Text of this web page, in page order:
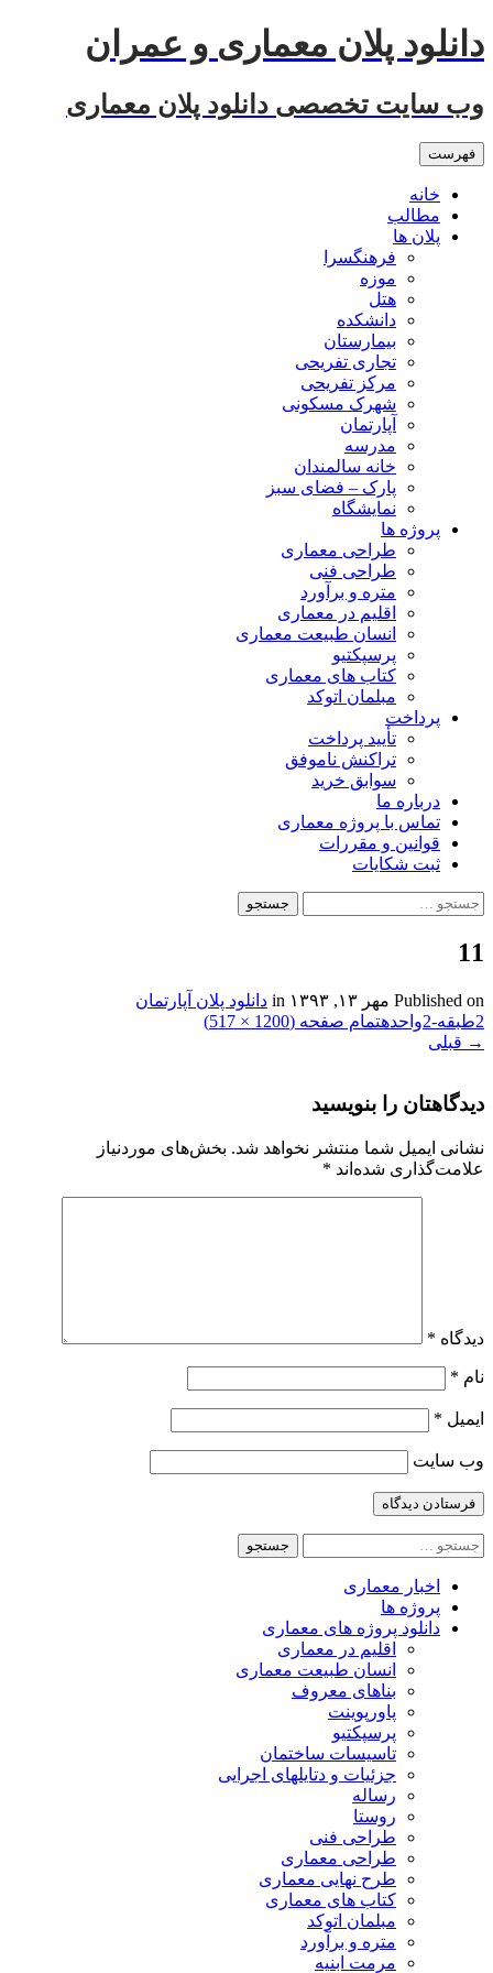
رفتن
به
دانلود پلان معماری و عمران
وب سایت تخصصی دانلود پلان معماری
فهرست
خانه
مطالب
پلان ها
فرهنگسرا
موزه
هتل
دانشکده
بیمارستان
تجاری تفریحی
مرکز تفریحی
شهرک مسکونی
آپارتمان
مدرسه
خانه سالمندان
پارک – فضای سبز
نمایشگاه
پروژه ها
طراحی معماری
طراحی فنی
متره و برآورد
اقلیم در معماری
انسان طبیعت معماری
پرسپکتیو
کتاب های معماری
مبلمان اتوکد
پرداخت
تأیید پرداخت
تراکنش ناموفق
سوابق خرید
درباره ما
تماس با پروژه معماری
قوانین و مقررات
ثبت شکایات
جستجو
برای:
11
Published on مهر ۱۳, ۱۳۹۳
دانلود پلان آپارتمان
2طبقه-2واحده
تمام صفحه (1200 × 517)
→ قبلی
دیدگاهتان را بنویسید
نشانی ایمیل شما منتشر نخواهد شد. بخش‌های موردنیاز
علامت‌گذاری شده‌اند *
دیدگاه *
نام *
ایمیل *
وب‌ سایت
جستجو
برای:
اخبار معماری
پروژه ها
دانلود پروژه های معماری
اقلیم در معماری
انسان طبیعت معماری
بناهای معروف
پاورپوینت
پرسپکتیو
تاسیسات ساختمان
جزئیات و دتایلهای اجرایی
رساله
روستا
طراحی فنی
طراحی معماری
طرح نهایی معماری
کتاب های معماری
مبلمان اتوکد
متره و برآورد
مرمت ابنیه